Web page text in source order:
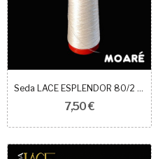
Seda LACE ESPLENDOR 80/2 BLANCO ROTO
7,50 €